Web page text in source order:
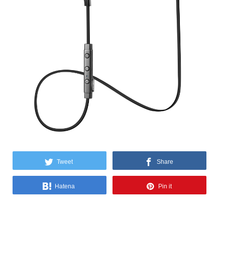
Tweet Share
Hatena Pin it